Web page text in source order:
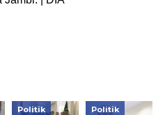
Politik Politik